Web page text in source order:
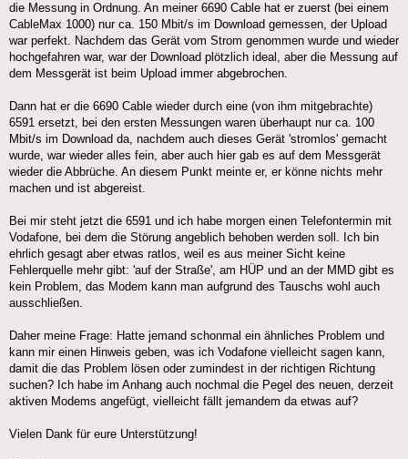
die Messung in Ordnung. An meiner 6690 Cable hat er zuerst (bei einem
CableMax 1000) nur ca. 150 Mbit/s im Download gemessen, der Upload
war perfekt. Nachdem das Gerät vom Strom genommen wurde und wieder
hochgefahren war, war der Download plötzlich ideal, aber die Messung auf
dem Messgerät ist beim Upload immer abgebrochen.
Dann hat er die 6690 Cable wieder durch eine (von ihm mitgebrachte)
6591 ersetzt, bei den ersten Messungen waren überhaupt nur ca. 100
Mbit/s im Download da, nachdem auch dieses Gerät 'stromlos' gemacht
wurde, war wieder alles fein, aber auch hier gab es auf dem Messgerät
wieder die Abbrüche. An diesem Punkt meinte er, er könne nichts mehr
machen und ist abgereist.
Bei mir steht jetzt die 6591 und ich habe morgen einen Telefontermin mit
Vodafone, bei dem die Störung angeblich behoben werden soll. Ich bin
ehrlich gesagt aber etwas ratlos, weil es aus meiner Sicht keine
Fehlerquelle mehr gibt: 'auf der Straße', am HÜP und an der MMD gibt es
kein Problem, das Modem kann man aufgrund des Tauschs wohl auch
ausschließen.
Daher meine Frage: Hatte jemand schonmal ein ähnliches Problem und
kann mir einen Hinweis geben, was ich Vodafone vielleicht sagen kann,
damit die das Problem lösen oder zumindest in der richtigen Richtung
suchen? Ich habe im Anhang auch nochmal die Pegel des neuen, derzeit
aktiven Modems angefügt, vielleicht fällt jemandem da etwas auf?
Vielen Dank für eure Unterstützung!